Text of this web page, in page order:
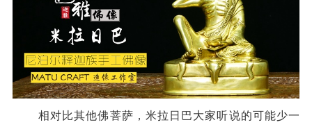
相对比其他佛菩萨，米拉日巴大家听说的可能少一